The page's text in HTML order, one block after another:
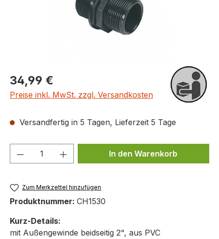
Regulärer Preis:
34,99 €
Preise inkl. MwSt. zzgl. Versandkosten
Versandfertig in 5 Tagen, Lieferzeit 5 Tage
Produkt Anzahl: Gib denIn den Warenkorb
Zum Merkzettel hinzufügen
Produktnummer: CH1530
Kurz-Details:
mit Außengewinde beidseitig 2", aus PVC